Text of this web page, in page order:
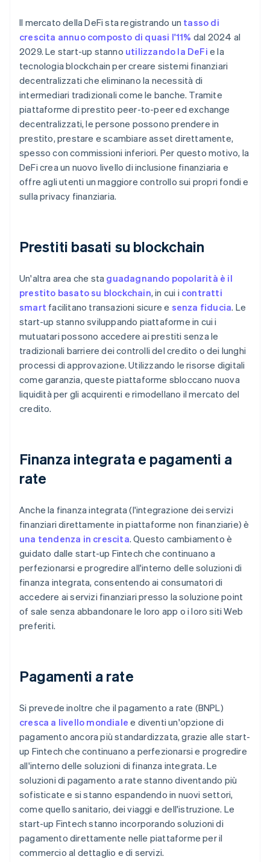
Il mercato della DeFi sta registrando un tasso di
crescita annuo composto di quasi l'11% dal 2024 al
2029. Le start-up stanno utilizzando la DeFi e la
tecnologia blockchain per creare sistemi finanziari
decentralizzati che eliminano la necessità di
intermediari tradizionali come le banche. Tramite
piattaforme di prestito peer-to-peer ed exchange
decentralizzati, le persone possono prendere in
prestito, prestare e scambiare asset direttamente,
spesso con commissioni inferiori. Per questo motivo, la
DeFi crea un nuovo livello di inclusione finanziaria e
offre agli utenti un maggiore controllo sui propri fondi e
sulla privacy finanziaria.
Prestiti basati su blockchain
Un'altra area che sta guadagnando popolarità è il
prestito basato su blockchain, in cui i contratti
smart facilitano transazioni sicure e senza fiducia. Le
start-up stanno sviluppando piattaforme in cui i
mutuatari possono accedere ai prestiti senza le
tradizionali barriere dei controlli del credito o dei lunghi
processi di approvazione. Utilizzando le risorse digitali
come garanzia, queste piattaforme sbloccano nuova
liquidità per gli acquirenti e rimodellano il mercato del
credito.
Finanza integrata e pagamenti a
rate
Anche la finanza integrata (l'integrazione dei servizi
finanziari direttamente in piattaforme non finanziarie) è
una tendenza in crescita. Questo cambiamento è
guidato dalle start-up Fintech che continuano a
perfezionarsi e progredire all'interno delle soluzioni di
finanza integrata, consentendo ai consumatori di
accedere ai servizi finanziari presso la soluzione point
of sale senza abbandonare le loro app o i loro siti Web
preferiti.
Pagamenti a rate
Si prevede inoltre che il pagamento a rate (BNPL)
cresca a livello mondiale e diventi un'opzione di
pagamento ancora più standardizzata, grazie alle start-
up Fintech che continuano a perfezionarsi e progredire
all'interno delle soluzioni di finanza integrata. Le
soluzioni di pagamento a rate stanno diventando più
sofisticate e si stanno espandendo in nuovi settori,
come quello sanitario, dei viaggi e dell'istruzione. Le
start-up Fintech stanno incorporando soluzioni di
pagamento direttamente nelle piattaforme per il
commercio al dettaglio e di servizi.